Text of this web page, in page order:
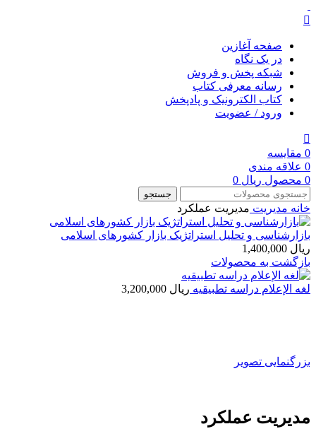
صفحه آغازین
در یک نگاه
شبکه پخش و فروش
رسانه معرفی کتاب
کتاب الکترونیک و پادپخش
ورود / عضویت
0 مقایسه
0 علاقه مندی
0 محصول ریال
جستجو
خانه مديريت مدیریت عملکرد
بازارشناسی و تحلیل استراتژیک بازار کشورهای اسلامی
ریال
بازگشت به محصولات
لغه الإعلام دراسه تطبیقیه ریال
بزرگنمایی تصویر
مدیریت عملکرد